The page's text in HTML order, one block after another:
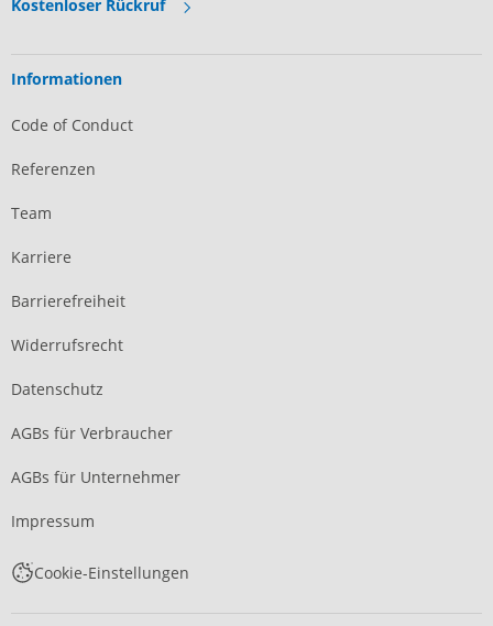
Kostenloser Rückruf
Informationen
Code of Conduct
Referenzen
Team
Karriere
Barrierefreiheit
Widerrufsrecht
Datenschutz
AGBs für Verbraucher
AGBs für Unternehmer
Impressum
Cookie-Einstellungen